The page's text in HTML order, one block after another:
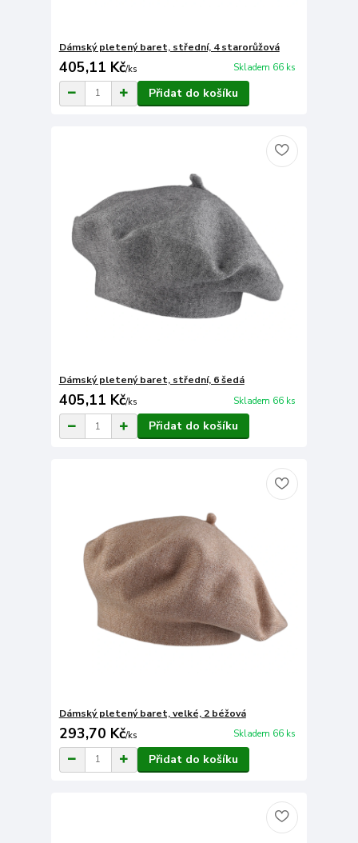
Dámský pletený baret, střední, 4 starorůžová
405,11 Kč/ks Skladem 66 ks
Přidat do košíku
Dámský pletený baret, střední, 6 šedá
405,11 Kč/ks Skladem 66 ks
Přidat do košíku
Dámský pletený baret, velké, 2 béžová
293,70 Kč/ks Skladem 66 ks
Přidat do košíku